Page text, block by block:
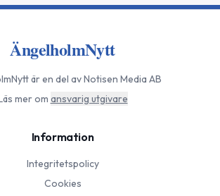
ÄngelholmNytt
är en del av Notisen Media AB
mer om ansvarig utgivare
Information
Integritetspolicy
Cookies